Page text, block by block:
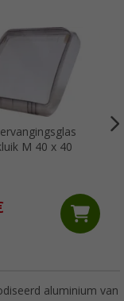
M 40 x 40
aluminium van